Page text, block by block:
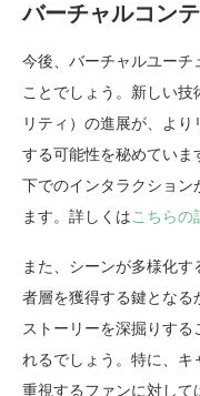
バーチャルコン
今後、バーチャルユーチ
ことでしょう。新しい
リティ）の進展が、よ
する可能性を秘めていま
下でのインタラクション
ます。詳しくは こちらの
また、シーンが多様化
者層を獲得する鍵となる
ストーリーを深掘りする
れるでしょう。特に、キ
重視するファンに対して